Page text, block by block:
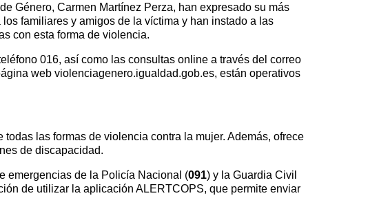
Género, Carmen Martínez Perza, han expresado su más
familiares y amigos de la víctima y han instado a las
con esta forma de violencia.
016, así como las consultas online a través del correo
web violenciagenero.igualdad.gob.es, están operativos
las formas de violencia contra la mujer. Además, ofrece
de discapacidad.
emergencias de la Policía Nacional (091) y la Guardia Civil
de utilizar la aplicación ALERTCOPS, que permite enviar